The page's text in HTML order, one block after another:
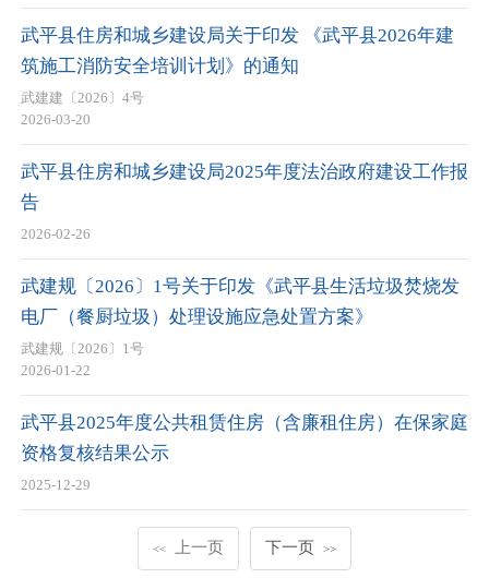
武平县住房和城乡建设局关于印发 《武平县2026年建
筑施工消防安全培训计划》的通知
武建建〔2026〕4号
2026-03-20
武平县住房和城乡建设局2025年度法治政府建设工作报
告
2026-02-26
武建规〔2026〕1号关于印发《武平县生活垃圾焚烧发
电厂（餐厨垃圾）处理设施应急处置方案》
武建规〔2026〕1号
2026-01-22
武平县2025年度公共租赁住房（含廉租住房）在保家庭
资格复核结果公示
2025-12-29
<< 上一页 下一页 >>